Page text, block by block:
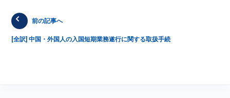
前の記事へ
[全訳] 中国・外国人の入国短期業務遂行に関する取扱手続